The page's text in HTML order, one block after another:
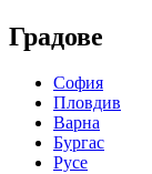
Градове
София
Пловдив
Варна
Бургас
Русе